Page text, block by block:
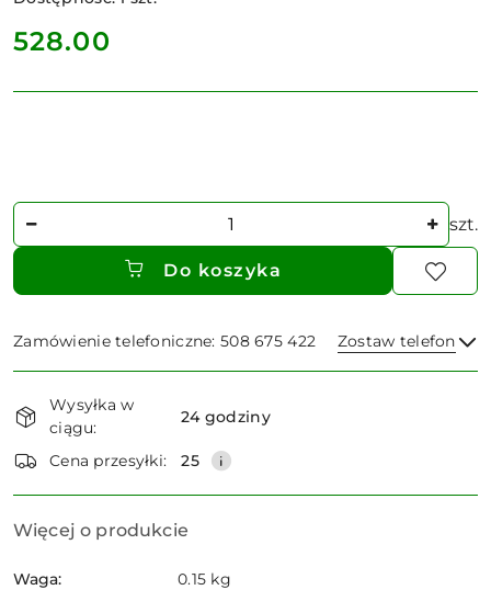
cena:
528.00
Ilość szt.
Do koszyka
Zamówienie telefoniczne: 508 675 422 Zostaw telefon
i
dostawa
Wysyłka w
ciągu:
24 godziny
Cena przesyłki: 25
Więcej o produkcie
Waga: 0.15 kg